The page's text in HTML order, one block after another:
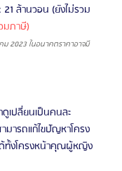
ล้านวอน (ยังไม่รวม
มภาษี)
ม 2023 ในอนาคตราคาอาจมี
เปลี่ยนเป็นคนละ
ารถแก้ไขปัญหาโครง
ด้ทั้งโครงหน้าคุณผู้หญิง